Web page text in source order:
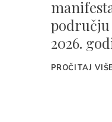
području
2026.
PROČITAJ